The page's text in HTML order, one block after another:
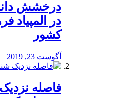
درخشش
در المپیاد
کشور
آگوست 23, 2019
️فاصله